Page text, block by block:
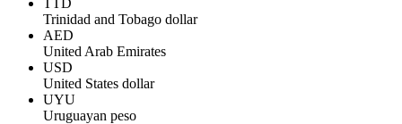
TTD
Trinidad and Tobago dollar
AED
United Arab Emirates
USD
United States dollar
UYU
Uruguayan peso